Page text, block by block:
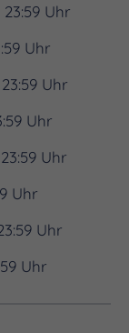
Und
unsere Best
die
Sternen ein
Uhr
Uhr
Uhr
Uhr
Uhr
Uhr
Uhr
Uhr